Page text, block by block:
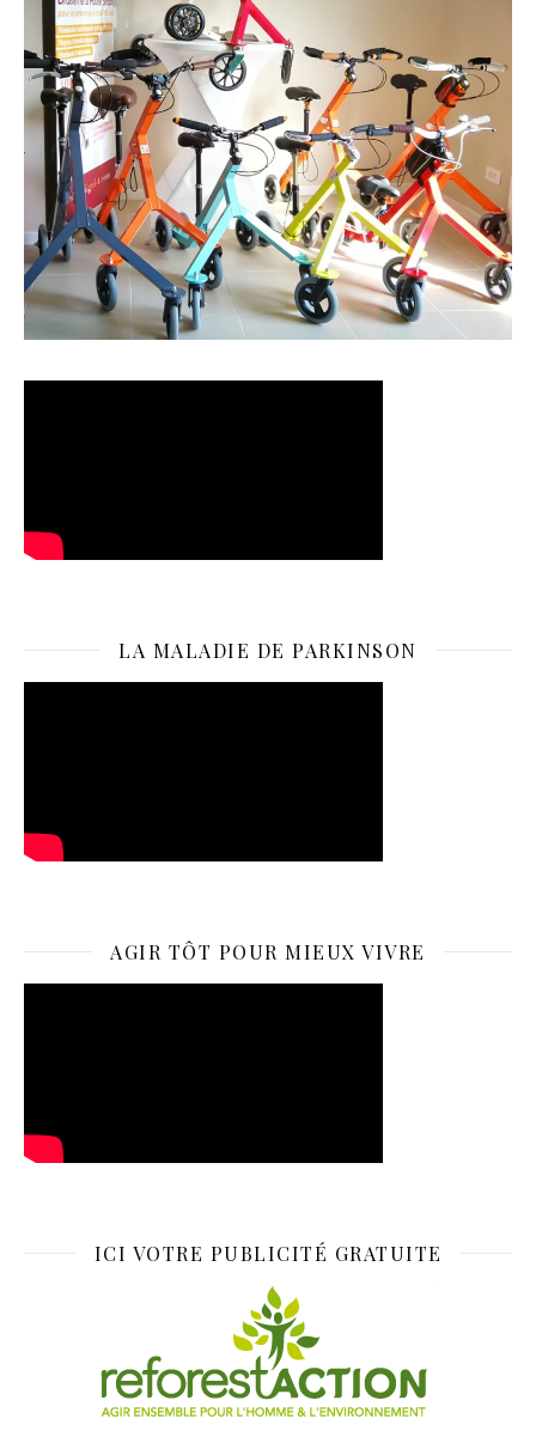
LA MALADIE DE PARKINSON
AGIR TÔT POUR MIEUX VIVRE
ICI VOTRE PUBLICITÉ GRATUITE